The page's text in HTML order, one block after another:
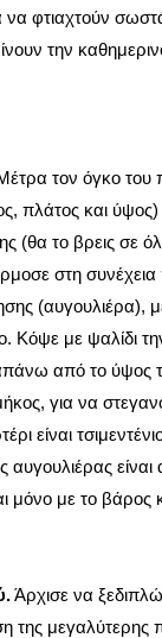
φτιαχτούν σωστά
την
τον όγκο του
πλάτος και
(θα το βρεις σε
στη συνέχεια
(αυγουλιέρα),
Κόψε με ψαλίδι
από το ύψος
για να
είναι
αυγουλιέρας
μόνο με το βάρος
Άρχισε να
της μεγαλύτερης